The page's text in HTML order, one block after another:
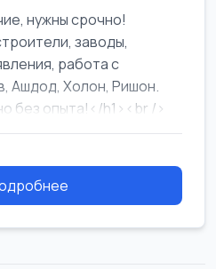
нужны срочно!
заводы,
работа с
Ашдод, Холон, Ришон.
без опыта!</h1><br />